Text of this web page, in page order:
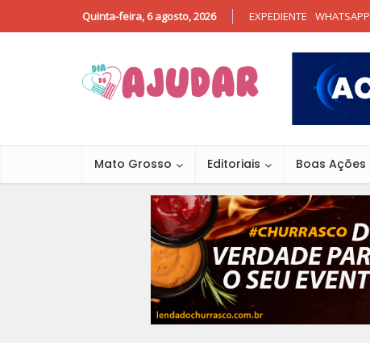
Quinta-feira, 6 agosto, 2026 EXPEDIENTE WHATSAPP
Mato Grosso Editoriais Boas Ações